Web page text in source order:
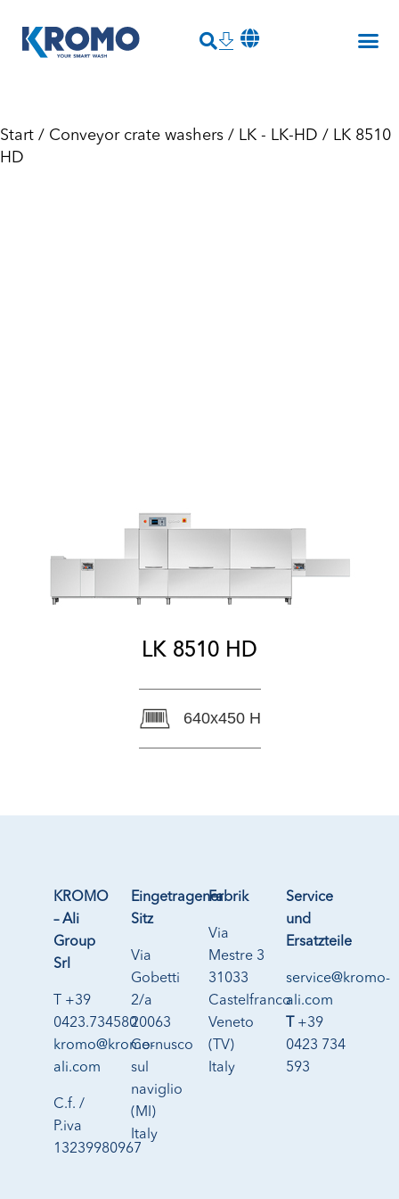
Start / Conveyor crate washers / LK - LK-HD / LK 8510
HD
LK 8510 HD
640x450 H
KROMO
– Ali
Group
Srl
T +39
0423.734580
kromo@kromo-
ali.com
C.f. /
P.iva
13239980967
Eingetragener
Sitz
Via
Gobetti
2/a
20063
Cernusco
sul
naviglio
(MI)
Italy
Fabrik
Via
Mestre 3
31033
Castelfranco
Veneto
(TV)
Italy
Service
und
Ersatzteile
service@kromo-
ali.com
T +39
0423 734
593